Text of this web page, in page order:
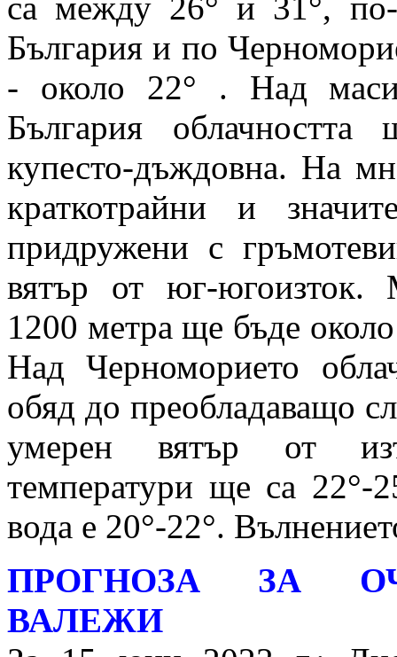
България и по
- около 22° . Над
България
купесто-дъждовна. На
краткотрайни и
придружени с
вятър от юг-югоизток.
1200 метра ще бъде
Над Черноморието
обяд до преобладаващо
умерен вятър от
температури ще са 22°-
вода е 20°-22°.
ПРОГНОЗА ЗА
ВАЛЕЖИ